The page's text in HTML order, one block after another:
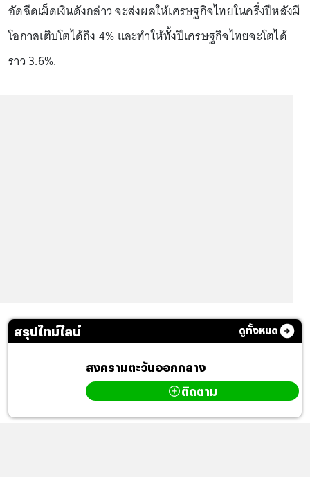
อัดฉีดเม็ดเงินดังกล่าว จะส่งผลให้เศรษฐกิจไทยในครึ่งปีหลังมี
โอกาสเติบโตได้ถึง 4% และทำให้ทั้งปีเศรษฐกิจไทยจะโตได้
ราว 3.6%.
สรุปไทม์ไลน์ ดูทั้งหมด
สงครามตะวันออกกลาง
ติดตาม